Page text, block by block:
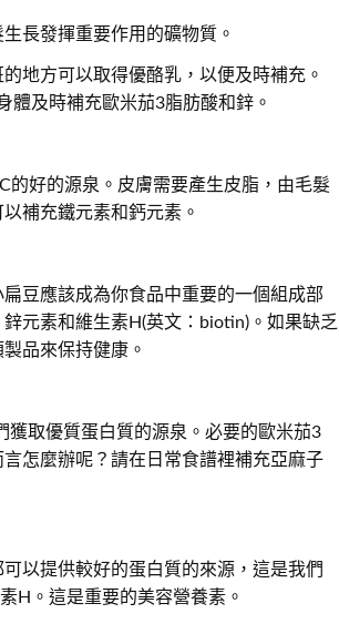
長發揮重要作用的礦物質。
地方可以取得優酪乳，以便及時補充。
體及時補充歐米茄3脂肪酸和鋅。
的好的源泉。皮膚需要產生皮脂，由毛髮
補充鐵元素和鈣元素。
豆應該成為你食品中重要的一個組成部
元素和維生素H(英文：biotin)。如果缺乏
品來保持健康。
獲取優質蛋白質的源泉。必要的歐米茄3
怎麼辦呢？請在日常食譜裡補充亞麻子
以提供較好的蛋白質的來源，這是我們
H。這是重要的美容營養素。